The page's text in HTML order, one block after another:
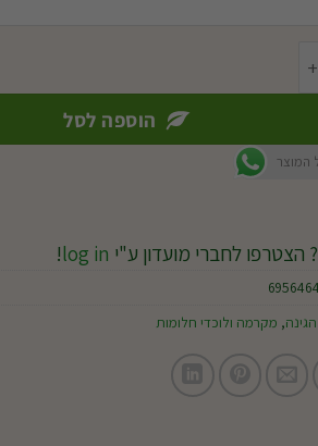
חלומות משולש
הוספה לסל
המוצר
הצטרפו לחברי מועדון ע"י log in
!
, מקרמה ולוכדי חלומות